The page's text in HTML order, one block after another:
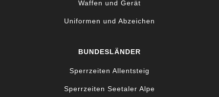
Waffen und Gerät
Uniformen und Abzeichen
BUNDESLÄNDER
Sperrzeiten Allentsteig
Sperrzeiten Seetaler Alpe